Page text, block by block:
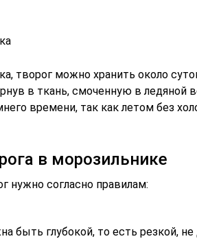
творог можно хранить около
в ткань, смоченную в ледяной
времени, так как летом без
в морозильнике
нужно согласно правилам:
быть глубокой, то есть резкой,